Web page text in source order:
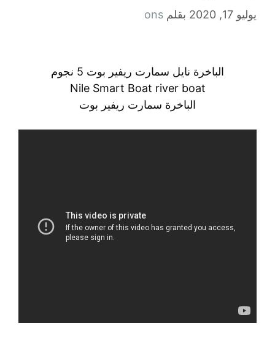
يوليو 17, 2020 بقلم ons
الباخرة نايل سمارت ريفير بوت 5 نجوم
Nile Smart Boat river boat
الباخرة سمارت ريفير بوت